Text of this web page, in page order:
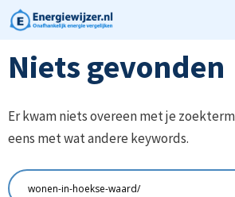
Ga
naar
de
inhoud
Niets gevonden
Er kwam niets overeen met je
eens met wat andere keywords.